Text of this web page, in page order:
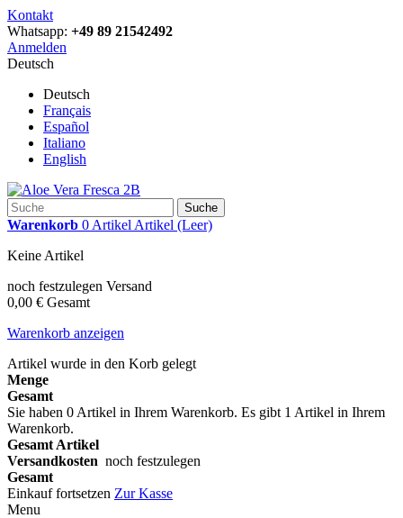
Kontakt
Whatsapp: +49 89 21542492
Anmelden
Deutsch
Deutsch
Français
Español
Italiano
English
Suche
Warenkorb 0 Artikel Artikel (Leer)
Keine Artikel
noch festzulegen Versand
0,00 € Gesamt
Warenkorb anzeigen
Artikel wurde in den Korb gelegt
Menge
Gesamt
Sie haben 0 Artikel in Ihrem Warenkorb. Es gibt 1 Artikel in Ihrem
Warenkorb.
Gesamt Artikel
Versandkosten noch festzulegen
Gesamt
Einkauf fortsetzen Zur Kasse
Menu